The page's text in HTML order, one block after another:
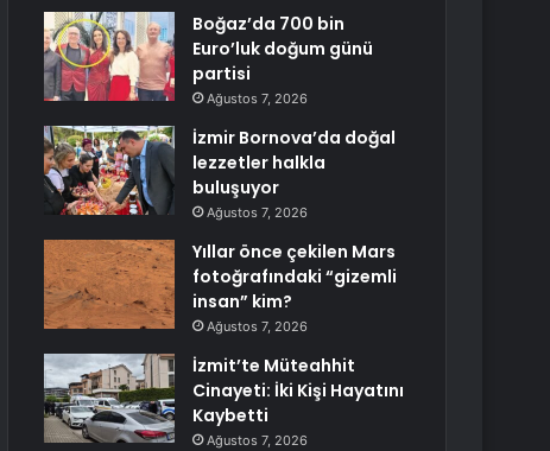
Boğaz’da 700 bin
Euro’luk doğum günü
partisi
Ağustos 7, 2026
İzmir Bornova’da doğal
lezzetler halkla
buluşuyor
Ağustos 7, 2026
Yıllar önce çekilen Mars
fotoğrafındaki “gizemli
insan” kim?
Ağustos 7, 2026
İzmit’te Müteahhit
Cinayeti: İki Kişi Hayatını
Kaybetti
Ağustos 7, 2026